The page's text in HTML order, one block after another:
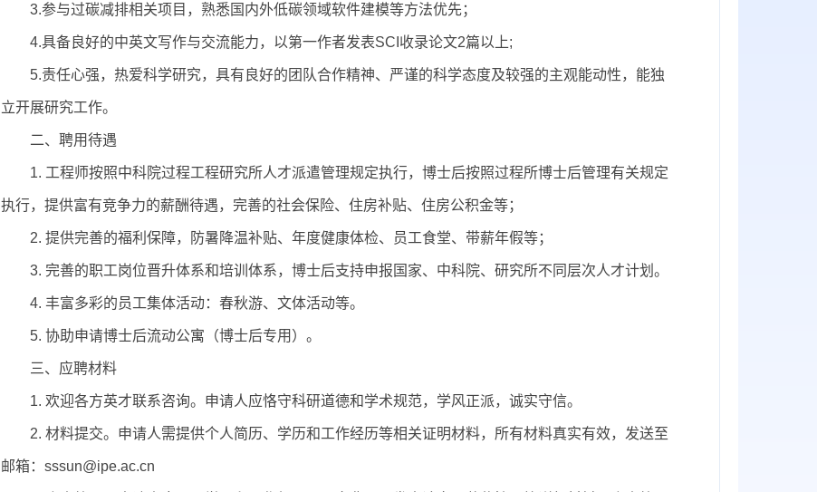
3.参与过碳减排相关项目，熟悉国内外低碳领域软件建模等方法优先；
4.具备良好的中英文写作与交流能力，以第一作者发表SCI收录论文2篇以上;
5.责任心强，热爱科学研究，具有良好的团队合作精神、严谨的科学态度及较强的主观能动性，能独
立开展研究工作。
二、聘用待遇
1. 工程师按照中科院过程工程研究所人才派遣管理规定执行，博士后按照过程所博士后管理有关规定
执行，提供富有竞争力的薪酬待遇，完善的社会保险、住房补贴、住房公积金等；
2. 提供完善的福利保障，防暑降温补贴、年度健康体检、员工食堂、带薪年假等；
3. 完善的职工岗位晋升体系和培训体系，博士后支持申报国家、中科院、研究所不同层次人才计划。
4. 丰富多彩的员工集体活动：春秋游、文体活动等。
5. 协助申请博士后流动公寓（博士后专用）。
三、 应聘材料
1. 欢迎各方英才联系咨询。申请人应恪守科研道德和学术规范，学风正派，诚实守信。
2. 材料提交。申请人需提供个人简历、学历和工作经历等相关证明材料，所有材料真实有效，发送至
邮箱：sssun@ipe.ac.cn